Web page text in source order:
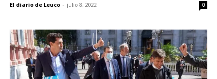
El diario de Leuco - julio 8, 2022 0